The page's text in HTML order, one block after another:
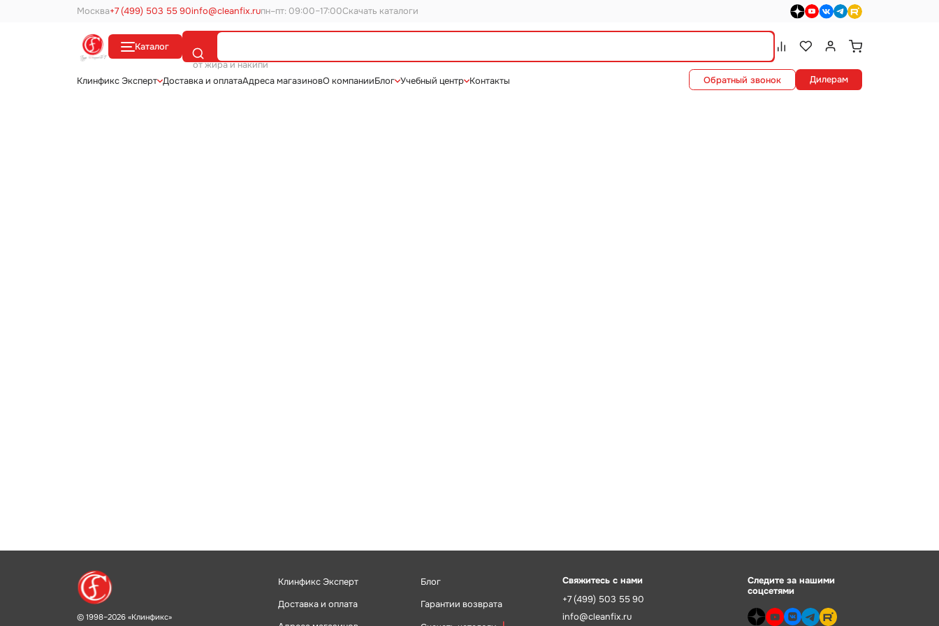
Москва+7 (499) 503 55 90info@cleanfix.ruпн–пт: 09:00–17:00Скачать каталоги dzen>youtube>
vk>telegram>
rutube>
Каталог
от жира и накипи
Поиск
Сравнение.
Список избранного.
Войти или
Клинфикс Эксперт Доставка и оплатаАдреса магазиновО компанииБлог Учебный центр Контакты Обратный звонок Дилерам
© 1998–2026 «Клинфикс»
Клинфикс Эксперт
Доставка и оплата
Блог
Гарантии возврата
Свяжитесь с нами
+7 (499) 503 55 90
info@cleanfix.ru
Следите за нашими
соцсетями
dzen>youtube>
vk> telegram>
rutube>